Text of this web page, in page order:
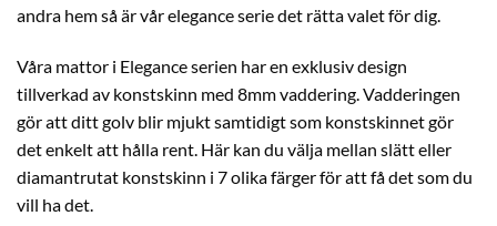
andra hem så är vår elegance serie det rätta valet för dig.
Våra mattor i Elegance serien har en exklusiv design
tillverkad av konstskinn med 8mm vaddering. Vadderingen
gör att ditt golv blir mjukt samtidigt som konstskinnet gör
det enkelt att hålla rent. Här kan du välja mellan slätt eller
diamantrutat konstskinn i 7 olika färger för att få det som du
vill ha det.